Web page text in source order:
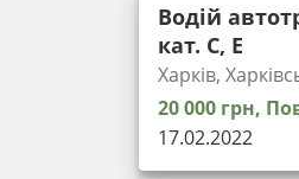
Водій
кат. С, Е
Харків,
20 000 грн,
17.02.2022